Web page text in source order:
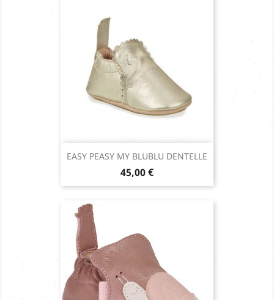
EASY PEASY MY BLUBLU DENTELLE
Prix
45,00 €